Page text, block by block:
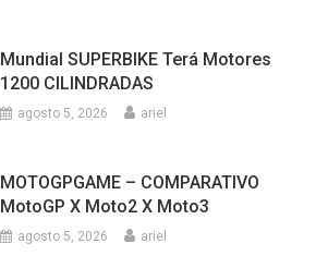
Mundial SUPERBIKE Terá Motores
1200 CILINDRADAS
agosto 5, 2026 ariel
MOTOGPGAME – COMPARATIVO
MotoGP X Moto2 X Moto3
agosto 5, 2026 ariel